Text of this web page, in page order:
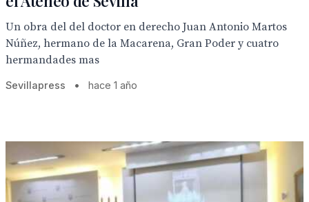
Un obra del del doctor en derecho Juan Antonio Martos
Núñez, hermano de la Macarena, Gran Poder y cuatro
hermandades mas
Sevillapress • hace 1 año